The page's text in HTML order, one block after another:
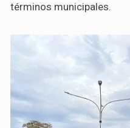
términos municipales.